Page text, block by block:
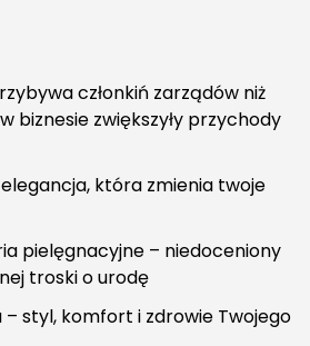
członkiń zarządów niż
biznesie zwiększyły przychody
która zmienia twoje
pielęgnacyjne – niedoceniony
troski o urodę
styl, komfort i zdrowie Twojego